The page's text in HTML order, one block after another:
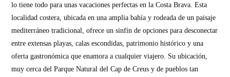
lo tiene todo para unas vacaciones perfectas en la Costa Brava. Esta
localidad costera, ubicada en una amplia bahía y rodeada de un paisaje
mediterráneo tradicional, ofrece un sinfín de opciones para desconectar
entre extensas playas, calas escondidas, patrimonio histórico y una
oferta gastronómica que enamora a cualquier viajero. Su ubicación,
muy cerca del Parque Natural del Cap de Creus y de pueblos tan